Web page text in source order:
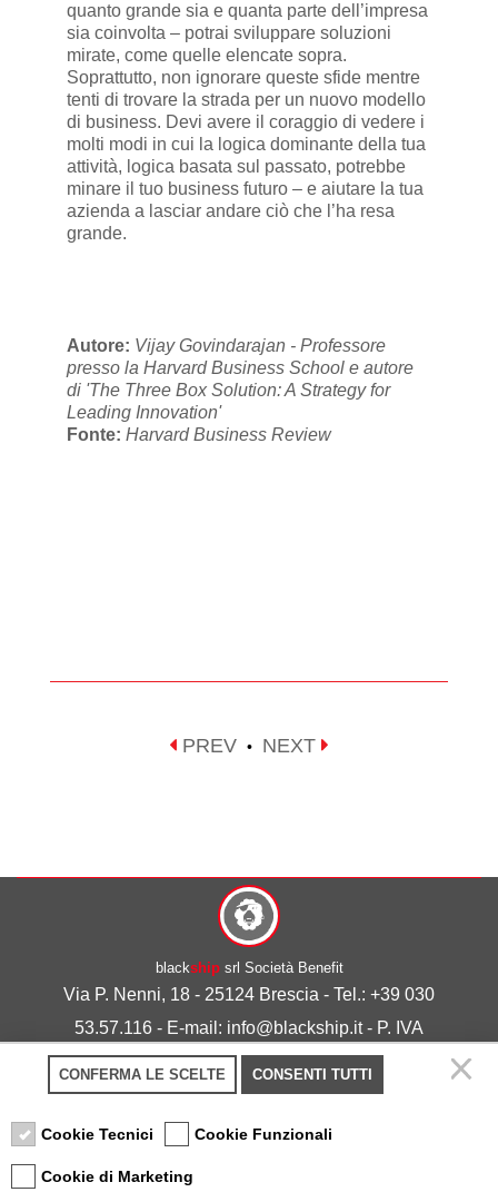
quanto grande sia e quanta parte dell’impresa
sia coinvolta – potrai sviluppare soluzioni
mirate, come quelle elencate sopra.
Soprattutto, non ignorare queste sfide mentre
tenti di trovare la strada per un nuovo modello
di business. Devi avere il coraggio di vedere i
molti modi in cui la logica dominante della tua
attività, logica basata sul passato, potrebbe
minare il tuo business futuro – e aiutare la tua
azienda a lasciar andare ciò che l’ha resa
grande.
Autore: Vijay Govindarajan - Professore
presso la Harvard Business School e autore
di 'The Three Box Solution: A Strategy for
Leading Innovation'
Fonte: Harvard Business Review
PREV • NEXT
blackshipsrl Società Benefit
Via P. Nenni, 18 - 25124 Brescia - Tel.: +39 030
53.57.116 - E-mail: info@blackship.it - P. IVA
03492980986
Privacy policy-Cookie policy
CONFERMA LE SCELTE CONSENTI TUTTI
Cookie Tecnici Cookie Funzionali
Cookie di Marketing